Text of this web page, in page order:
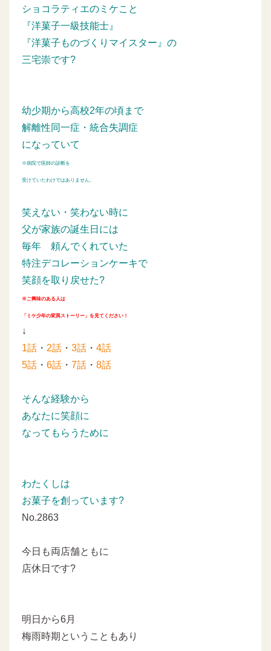
ショコラティエのミケこと
『洋菓子一級技能士』
『洋菓子ものづくりマイスター』の
三宅崇です?
幼少期から高校2年の頃まで
解離性同一症・統合失調症
になっていて
※病院で医師の診断を
受けていたわけではありません。
笑えない・笑わない時に
父が家族の誕生日には
毎年 頼んでくれていた
特注デコレーションケーキで
笑顔を取り戻せた?
※ご興味のある人は
「ミケ少年の変異ストーリー」を見てください！
↓
1話 ・ 2話 ・ 3話 ・ 4話
5話 ・ 6話 ・ 7話 ・ 8話
そんな経験から
あなたに笑顔に
なってもらうために
わたくしは
お菓子を創っています?
No.2863
今日も両店舗ともに
店休日です?
明日から6月
梅雨時期ということもあり